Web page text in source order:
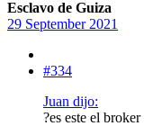
Esclavo de Guiza
29 September 2021
#334
Juan dijo:
?es este el